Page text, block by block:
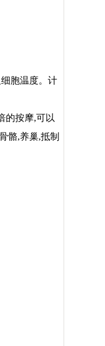
胞温度。计
的按摩,可以
骼,养巢,抵制